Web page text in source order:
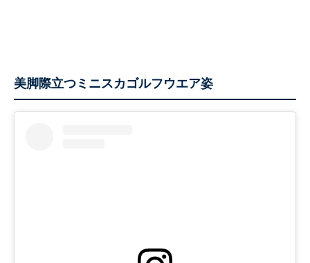
美脚際立つミニスカゴルフウエア姿